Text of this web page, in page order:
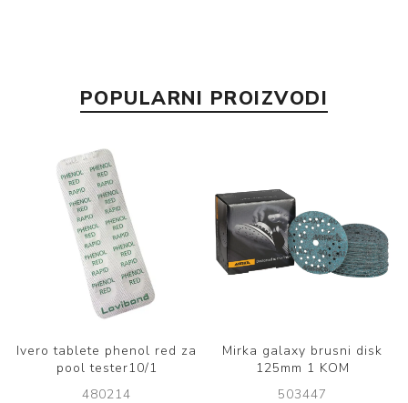
POPULARNI PROIZVODI
Ivero tablete phenol red za
pool tester10/1
480214
Mirka galaxy brusni disk
125mm 1 KOM
503447